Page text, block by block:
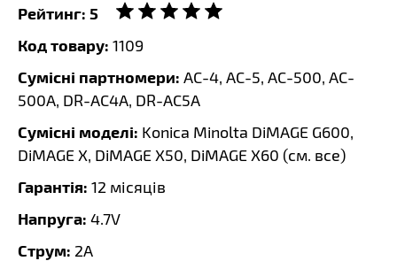
Рейтинг: 5
Код товару: 1109
Сумісні партномери: AC-4, AC-5, AC-500, AC-
500A, DR-AC4A, DR-AC5A
Сумісні моделі: Konica Minolta DiMAGE G600,
DiMAGE X, DiMAGE X50, DiMAGE X60 (см. все)
Гарантія: 12 місяців
Напруга: 4.7V
Струм: 2A